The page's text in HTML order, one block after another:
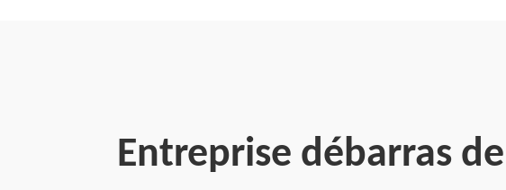
Entreprise débarras